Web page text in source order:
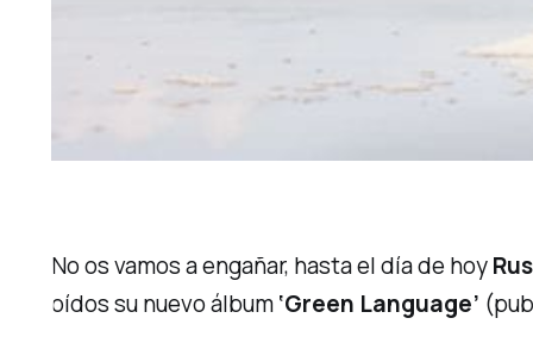
No os vamos a engañar, hasta el día de hoy
oídos su nuevo álbum‘Green Language’